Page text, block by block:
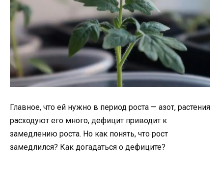
Главное, что ей нужно в период роста — азот, растения
расходуют его много, дефицит приводит к
замедлению роста. Но как понять, что рост
замедлился? Как догадаться о дефиците?